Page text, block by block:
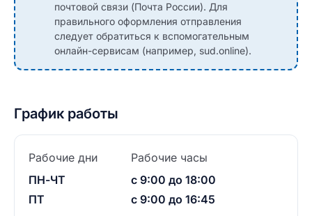
почтовой связи (Почта России). Для
правильного оформления отправления
следует обратиться к вспомогательным
онлайн-сервисам (например, sud.online).
График работы
Рабочие дни
ПН-ЧТ
ПТ
Рабочие часы
с 9:00 до 18:00
с 9:00 до 16:45